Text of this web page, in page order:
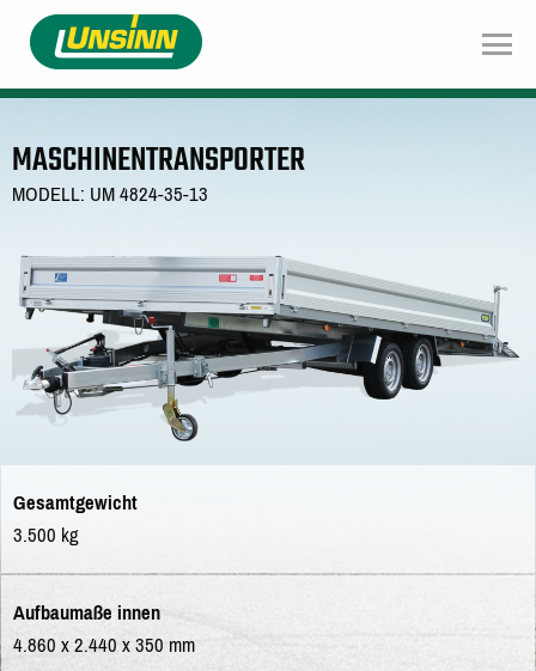
Direkt
zum
Inhalt
MASCHINENTRANSPORTER
MODELL: UM 4824-35-13
Gesamtgewicht
3.500 kg
Aufbaumaße innen
4.860 x 2.440 x 350 mm